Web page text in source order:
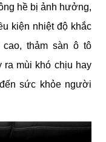
hề bị ảnh hưởng,
kiện nhiệt độ khắc
thảm sàn ô tô
ra mùi khó chịu hay
sức khỏe người